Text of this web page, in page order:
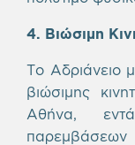
4. Βιώσιμη
Το Αδριάνειο
βιώσιμης
Αθήνα,